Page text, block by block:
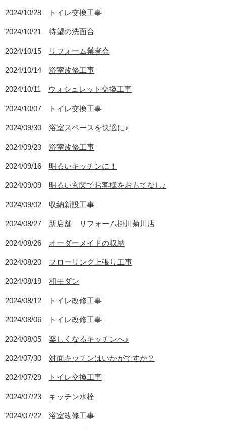
2024/10/28 トイレ交換工事
2024/10/21 待望の洗面台
2024/10/15 リフォーム業者会
2024/10/14 浴室改修工事
2024/10/11 ウォシュレット交換工事
2024/10/07 トイレ交換工事
2024/09/30 浴室スペースを快適に♪
2024/09/23 浴室改修工事
2024/09/16 明るいキッチンに！
2024/09/09 明るい玄関でお客様をおもてなし♪
2024/09/02 収納新設工事
2024/08/27 新店舗 リフォーム掛川菊川店
2024/08/26 オーダーメイドの収納
2024/08/20 フローリング上張り工事
2024/08/19 和モダン
2024/08/12 トイレ改修工事
2024/08/06 トイレ改修工事
2024/08/05 楽しくなるキッチンへ♪
2024/07/30 対面キッチンはいかがですか？
2024/07/29 トイレ交換工事
2024/07/23 キッチン水栓
2024/07/22 浴室改修工事